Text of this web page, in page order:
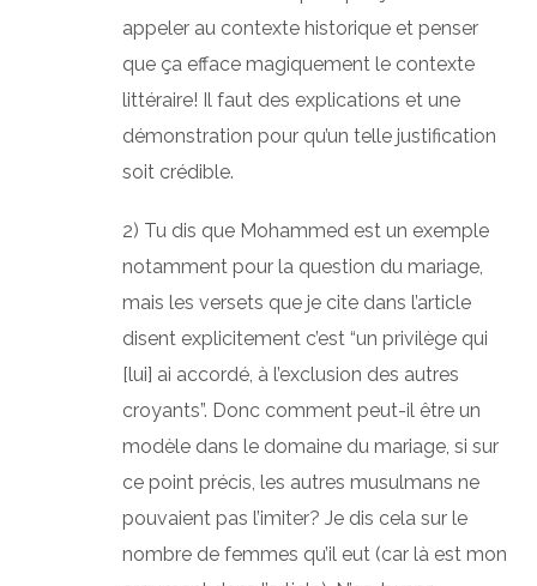
appeler au contexte historique et penser
que ça efface magiquement le contexte
littéraire! Il faut des explications et une
démonstration pour qu’un telle justification
soit crédible.
2) Tu dis que Mohammed est un exemple
notamment pour la question du mariage,
mais les versets que je cite dans l’article
disent explicitement c’est “un privilège qui
[lui] ai accordé, à l’exclusion des autres
croyants”. Donc comment peut-il être un
modèle dans le domaine du mariage, si sur
ce point précis, les autres musulmans ne
pouvaient pas l’imiter? Je dis cela sur le
nombre de femmes qu’il eut (car là est mon